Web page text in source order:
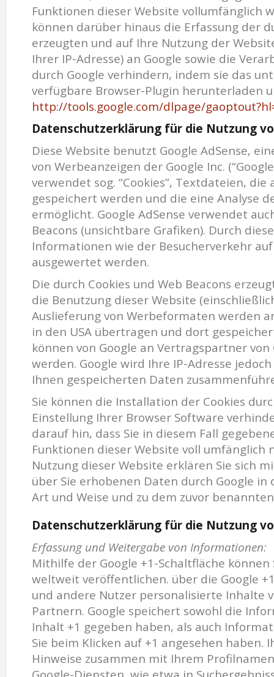
Funktionen dieser Website vollumfänglich
können darüber hinaus die Erfassung der
erzeugten und auf Ihre Nutzung der
Ihrer IP-Adresse) an Google sowie die
durch Google verhindern, indem sie das
verfügbare Browser-Plugin herunterladen
http://tools.google.com/dlpage/
Datenschutzerklärung für die Nutzung
Diese Website benutzt Google AdSense,
von Werbeanzeigen der Google Inc.
verwendet sog. “Cookies”, Textdateien,
gespeichert werden und die eine Analyse
ermöglicht. Google AdSense verwendet
Beacons (unsichtbare Grafiken). Durch
Informationen wie der Besucherverkehr
ausgewertet werden.
Die durch Cookies und Web Beacons
die Benutzung dieser Website
Auslieferung von Werbeformaten werden
in den USA übertragen und dort
können von Google an Vertragspartner
werden. Google wird Ihre IP-Adresse
Ihnen gespeicherten Daten
Sie können die Installation der Cookies
Einstellung Ihrer Browser Software
darauf hin, dass Sie in diesem Fall
Funktionen dieser Website voll umfänglich
Nutzung dieser Website erklären Sie sich
über Sie erhobenen Daten durch Google in
Art und Weise und zu dem zuvor
Datenschutzerklärung für die Nutzung
Erfassung und Weitergabe von Informationen:
Mithilfe der Google +1-Schaltfläche
weltweit veröffentlichen. über die Google
und andere Nutzer personalisierte Inhalte
Partnern. Google speichert sowohl die
Inhalt +1 gegeben haben, als auch
Sie beim Klicken auf +1 angesehen haben.
Hinweise zusammen mit Ihrem